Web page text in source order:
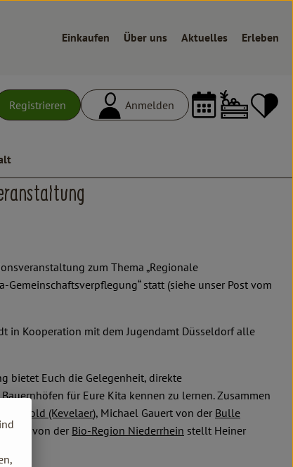
Einkaufen Über uns Aktuelles Erleben
Registrieren Anmelden
zum Thema „Regionale
statt (siehe unser Post vom
in Kooperation mit dem Jugendamt Düsseldorf alle
bietet Euch die Gelegenheit, direkte
für Eure Kita kennen zu lernen. Zusammen
Etzold (Kevelaer), Michael Gauert von der Bulle
von der Bio-Region Niederrhein stellt Heiner
vor: